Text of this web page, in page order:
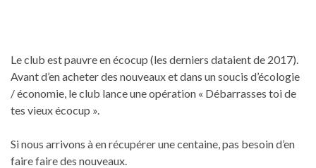
Le club est pauvre en écocup (les derniers dataient de 2017).
Avant d’en acheter des nouveaux et dans un soucis d’écologie
/ économie, le club lance une opération « Débarrasses toi de
tes vieux écocup ».
Si nous arrivons à en récupérer une centaine, pas besoin d’en
faire faire des nouveaux.